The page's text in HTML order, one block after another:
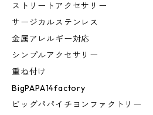
ストリートアクセサリー
サージカルステンレス
金属アレルギー対応
シンプルアクセサリー
重ね付け
BigPAPA14factory
ビッグパパイチヨンファクトリー